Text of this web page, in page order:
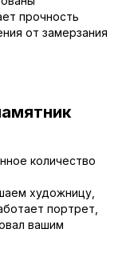
прочность
от замерзания
количество
художницу,
портрет,
вашим